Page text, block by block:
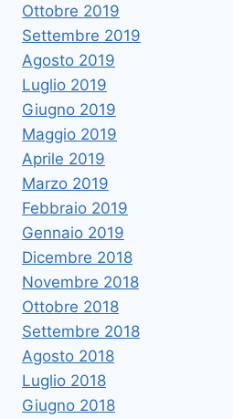
Ottobre 2019
Settembre 2019
Agosto 2019
Luglio 2019
Giugno 2019
Maggio 2019
Aprile 2019
Marzo 2019
Febbraio 2019
Gennaio 2019
Dicembre 2018
Novembre 2018
Ottobre 2018
Settembre 2018
Agosto 2018
Luglio 2018
Giugno 2018